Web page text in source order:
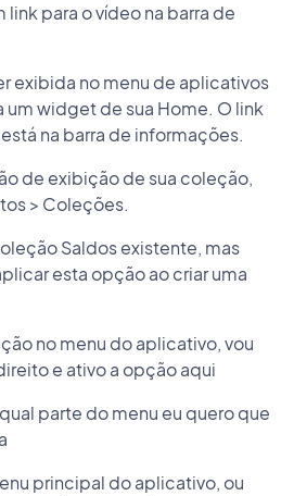
para o vídeo na barra de
exibida no menu de aplicativos
um widget de sua Home. O link
na barra de informações.
de exibição de sua coleção,
> Coleções.
Saldos existente, mas
esta opção ao criar uma
no menu do aplicativo, vou
e ativo a opção aqui
parte do menu eu quero que
principal do aplicativo, ou